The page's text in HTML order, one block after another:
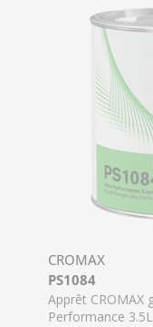
CROMAX
PS1084
Apprêt CROMAX
Performance 3.5L